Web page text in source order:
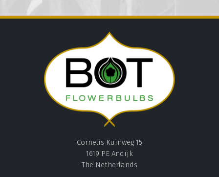
Cornelis Kuinweg 15
1619 PE Andijk
The Netherlands